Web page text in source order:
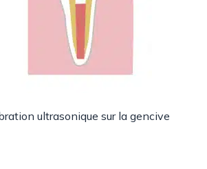
ultrasonique sur la gencive